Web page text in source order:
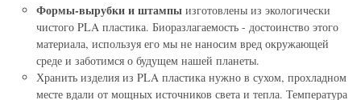
Формы-вырубки и штампы изготовлены из экологически
чистого PLA пластика. Биоразлагаемость - достоинство этого
материала, используя его мы не наносим вред окружающей
среде и заботимся о будущем нашей планеты.
Хранить изделия из PLA пластика нужно в сухом, прохладном
месте вдали от мощных источников света и тепла. Температура